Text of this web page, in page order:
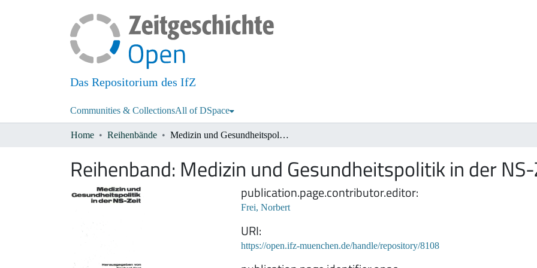
Das Repositorium des IfZ
Communities & CollectionsAll of DSpace
Home Reihenbände Medizin und Gesundheitspolitik in der NS-Zeit
Reihenband: Medizin und Gesundheitspolitik in der
publication.page.contributor.editor
Frei, Norbert
URI
https://open.ifz-muenchen.de/handle/repository/8108